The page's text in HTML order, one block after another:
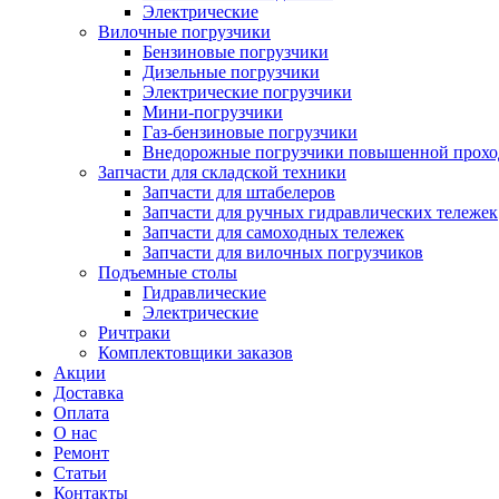
Электрические
Вилочные погрузчики
Бензиновые погрузчики
Дизельные погрузчики
Электрические погрузчики
Мини-погрузчики
Газ-бензиновые погрузчики
Внедорожные погрузчики повышенной
Запчасти для складской техники
Запчасти для штабелеров
Запчасти для ручных гидравлических тележек
Запчасти для самоходных тележек
Запчасти для вилочных погрузчиков
Подъемные столы
Гидравлические
Электрические
Ричтраки
Комплектовщики заказов
Акции
Доставка
Оплата
О нас
Ремонт
Статьи
Контакты